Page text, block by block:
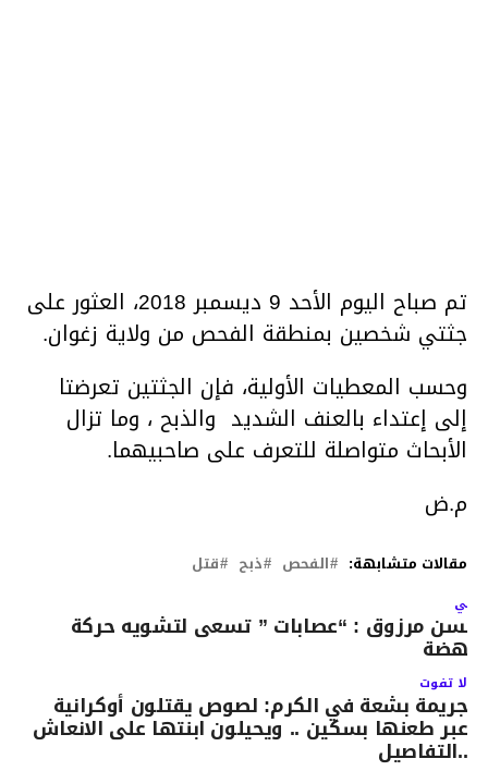
تم صباح اليوم الأحد 9 ديسمبر 2018، العثور على
جثتي شخصين بمنطقة الفحص من ولاية زغوان.
وحسب المعطيات الأولية، فإن الجثتين تعرضتا
إلى إعتداء بالعنف الشديد والذبح ، وما تزال
الأبحاث متواصلة للتعرف على صاحبيهما.
م.ض
مقالات متشابهة: الفحص ذبح قتل
مرزوق : “عصابات ” تسعى لتشويه حركة
لا تفوت
جريمة بشعة في الكرم: لصوص يقتلون أوكرانية
عبر طعنها بسكين .. ويحيلون ابنتها على الانعاش
..التفاصيل